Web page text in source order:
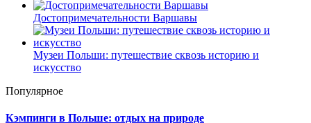
Достопримечательности Варшавы
Музеи Польши: путешествие сквозь историю и
искусство
Популярное
Кэмпинги в Польше: отдых на природе